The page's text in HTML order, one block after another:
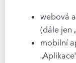
webová
(dále jen
mobilní